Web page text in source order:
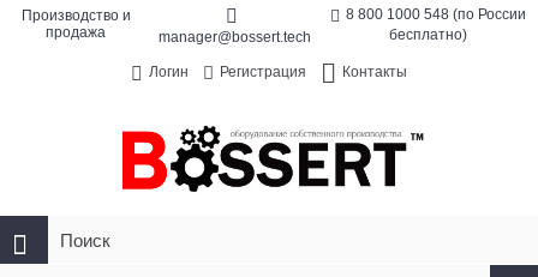
Производство и
продажа
manager@bossert.tech
8 800 1000 548 (по России
бесплатно)
Логин Регистрация Контакты